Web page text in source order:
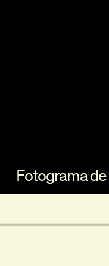
Fotograma de